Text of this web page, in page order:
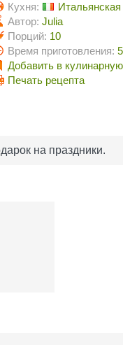
Кухня:
Итальянская
Автор: Julia
Порций: 10
Время приготовления:
Добавить в кулинарную
Печать рецепта
на праздники.